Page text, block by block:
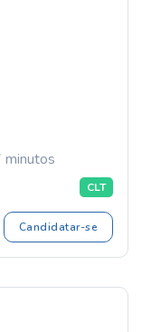
minutos
CLT
Candidatar-se